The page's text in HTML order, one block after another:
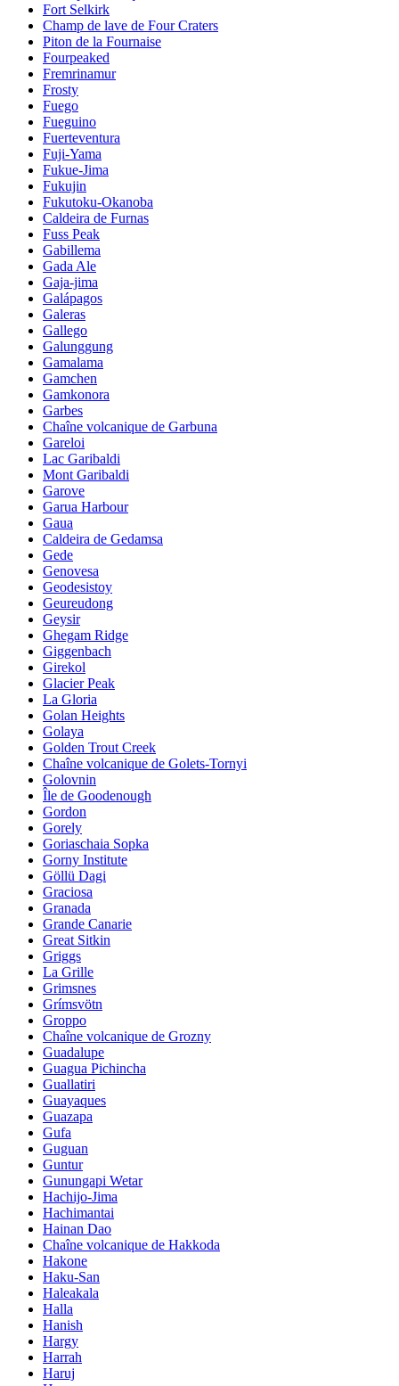
Fort Selkirk
Champ de lave de Four Craters
Piton de la Fournaise
Fourpeaked
Fremrinamur
Frosty
Fuego
Fueguino
Fuerteventura
Fuji-Yama
Fukue-Jima
Fukujin
Fukutoku-Okanoba
Caldeira de Furnas
Fuss Peak
Gabillema
Gada Ale
Gaja-jima
Galápagos
Galeras
Gallego
Galunggung
Gamalama
Gamchen
Gamkonora
Garbes
Chaîne volcanique de Garbuna
Gareloi
Lac Garibaldi
Mont Garibaldi
Garove
Garua Harbour
Gaua
Caldeira de Gedamsa
Gede
Genovesa
Geodesistoy
Geureudong
Geysir
Ghegam Ridge
Giggenbach
Girekol
Glacier Peak
La Gloria
Golan Heights
Golaya
Golden Trout Creek
Chaîne volcanique de Golets-Tornyi
Golovnin
Île de Goodenough
Gordon
Gorely
Goriaschaia Sopka
Gorny Institute
Göllü Dagi
Graciosa
Granada
Grande Canarie
Great Sitkin
Griggs
La Grille
Grimsnes
Grímsvötn
Groppo
Chaîne volcanique de Grozny
Guadalupe
Guagua Pichincha
Guallatiri
Guayaques
Guazapa
Gufa
Guguan
Guntur
Gunungapi Wetar
Hachijo-Jima
Hachimantai
Hainan Dao
Chaîne volcanique de Hakkoda
Hakone
Haku-San
Haleakala
Halla
Hanish
Hargy
Harrah
Haruj